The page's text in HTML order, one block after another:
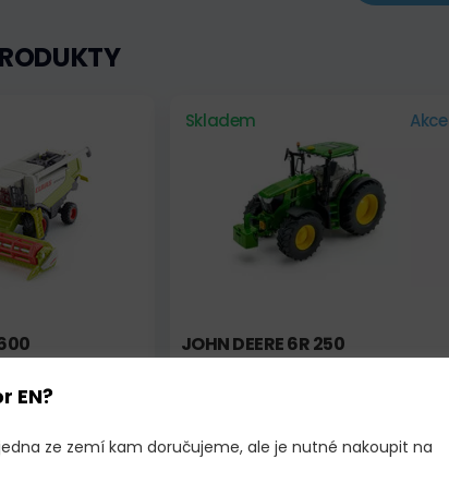
Skladem Akce
JOHN DEERE 6R 250
EN?
ze zemí kam doručujeme, ale je nutné nakoupit na